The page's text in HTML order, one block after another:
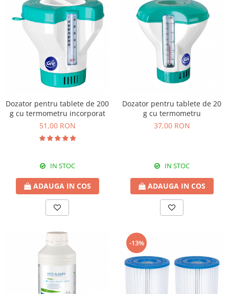
Dozator pentru tablete de 200
g cu termometru incorporat
51,00 RON
IN STOC
ADAUGA IN COS
Dozator pentru tablete de 20
g cu termometru
37,00 RON
IN STOC
ADAUGA IN COS
-13%